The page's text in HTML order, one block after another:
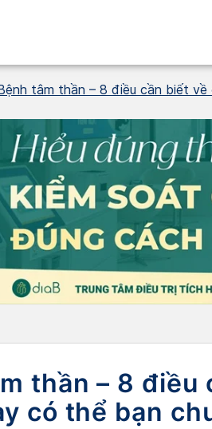
tâm thần – 8 điều cần biết
thần – 8 điều
có thể bạn